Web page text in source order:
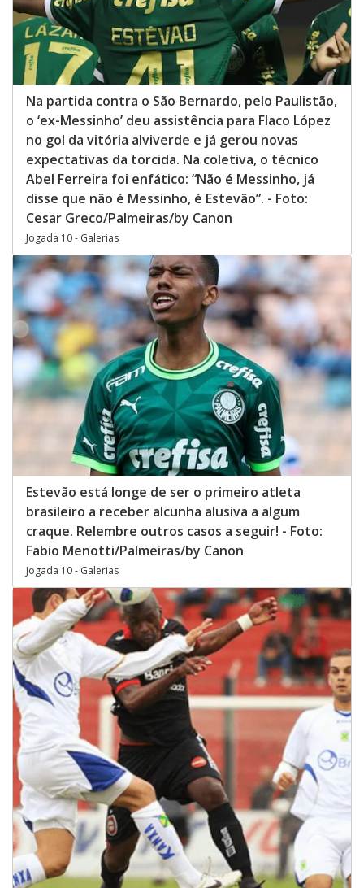
Na partida contra o São Bernardo, pelo Paulistão,
o ‘ex-Messinho’ deu assistência para Flaco López
no gol da vitória alviverde e já gerou novas
expectativas da torcida. Na coletiva, o técnico
Abel Ferreira foi enfático: “Não é Messinho, já
disse que não é Messinho, é Estevão”. - Foto:
Cesar Greco/Palmeiras/by Canon
Jogada 10 - Galerias
Estevão está longe de ser o primeiro atleta
brasileiro a receber alcunha alusiva a algum
craque. Relembre outros casos a seguir! - Foto:
Fabio Menotti/Palmeiras/by Canon
Jogada 10 - Galerias